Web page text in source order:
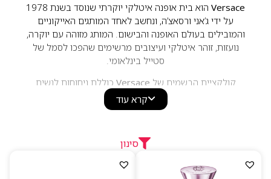
Versace
הוא בית אופנה איטלקי יוקרתי שנוסד בשנת 1978
על ידי ג’אני ורסאצ’ה, ונחשב לאחד המותגים האייקוניים
והמובילים בעולם האופנה והבישום. המותג מזוהה עם יוקרה,
נועזות, זוהר איטלקי ועיצובים מרשימים שהפכו לסמל של
סטייל בינלאומי.
קולקציית הבשמים של Versaceכוללת ניחוחות לנשים
ולגברים המשלבים תווים פרחוניים, פירותיים, הדריים, עציים
וענבריים. סדרות פופולריות כמוBright
הניחוחות האלגנטיים והבלתי נשכחים שלהן. הבשמים
מתאפיינים באיכות גבוהה, עמידות טובה ונוכחות מרשימה,
ומיועדים למי שמחפש ניחוח יוקרתי, אופנתי ובעל אופי ייחודי.
קרא עוד
סינון